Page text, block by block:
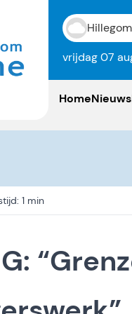
Hillegom
vrijdag 07
HomeNieuws